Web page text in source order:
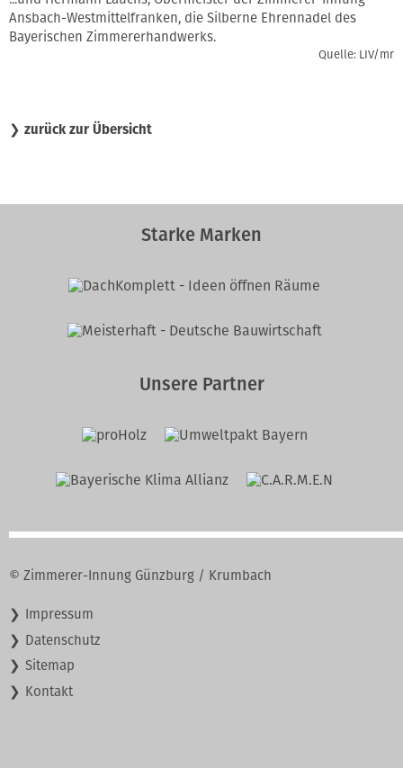
Ansbach-Westmittelfranken, die Silberne Ehrennadel des
Bayerischen Zimmererhandwerks.
Quelle: LIV/mr
❯ zurück zur Übersicht
Starke Marken
Unsere Partner
© Zimmerer-Innung Günzburg / Krumbach
Navigation
Impressum
Datenschutz
Sitemap
Kontakt